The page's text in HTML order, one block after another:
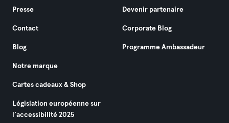
Presse
Contact
Blog
Notre marque
Cartes cadeaux & Shop
Législation européenne sur
l’accessibilité 2025
Devenir partenaire
Corporate Blog
Programme Ambassadeur